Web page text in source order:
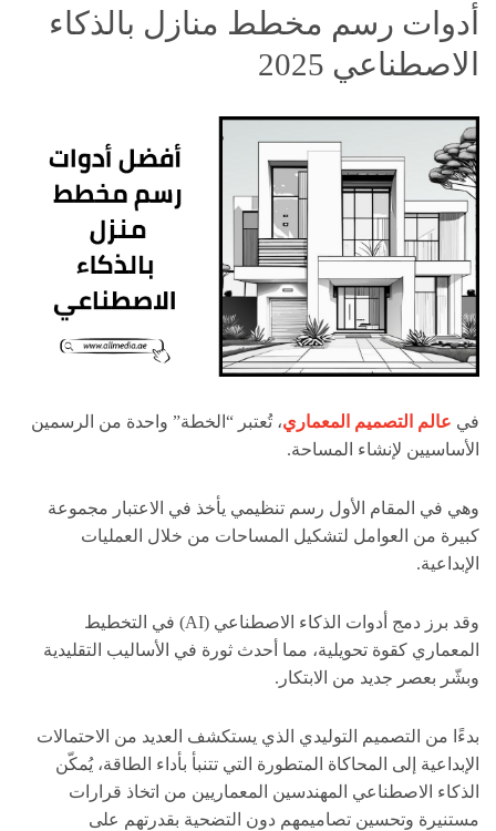
أدوات رسم مخطط منازل بالذكاء
الاصطناعي 2025
في عالم التصميم المعماري، تُعتبر “الخطة” واحدة من الرسمين
الأساسيين لإنشاء المساحة.
وهي في المقام الأول رسم تنظيمي يأخذ في الاعتبار مجموعة
كبيرة من العوامل لتشكيل المساحات من خلال العمليات
الإبداعية.
وقد برز دمج أدوات الذكاء الاصطناعي (AI) في التخطيط
المعماري كقوة تحويلية، مما أحدث ثورة في الأساليب التقليدية
وبشّر بعصر جديد من الابتكار.
بدءًا من التصميم التوليدي الذي يستكشف العديد من الاحتمالات
الإبداعية إلى المحاكاة المتطورة التي تتنبأ بأداء الطاقة، يُمكّن
الذكاء الاصطناعي المهندسين المعماريين من اتخاذ قرارات
مستنيرة وتحسين تصاميمهم دون التضحية بقدرتهم على